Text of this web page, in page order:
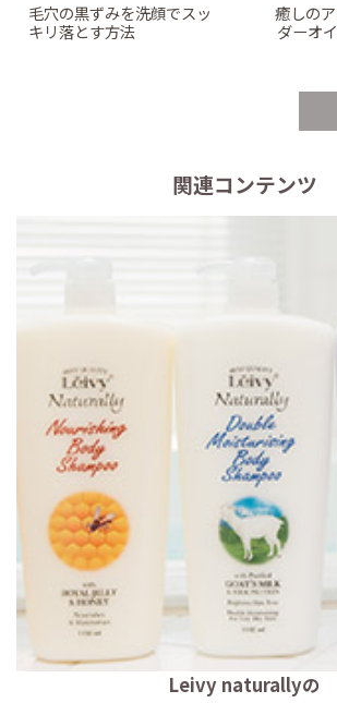
毛穴の黒ずみを洗顔でスッ
キリ落とす方法
癒しの
ダーオ
関連コンテンツ
Leivy naturallyの